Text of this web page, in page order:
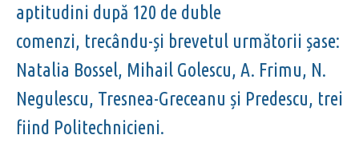
aptitudini după 120 de duble
comenzi, trecându-și brevetul următorii șase:
Natalia Bossel, Mihail Golescu, A. Frimu, N.
Negulescu, Tresnea-Greceanu și Predescu, trei
fiind Politechnicieni.